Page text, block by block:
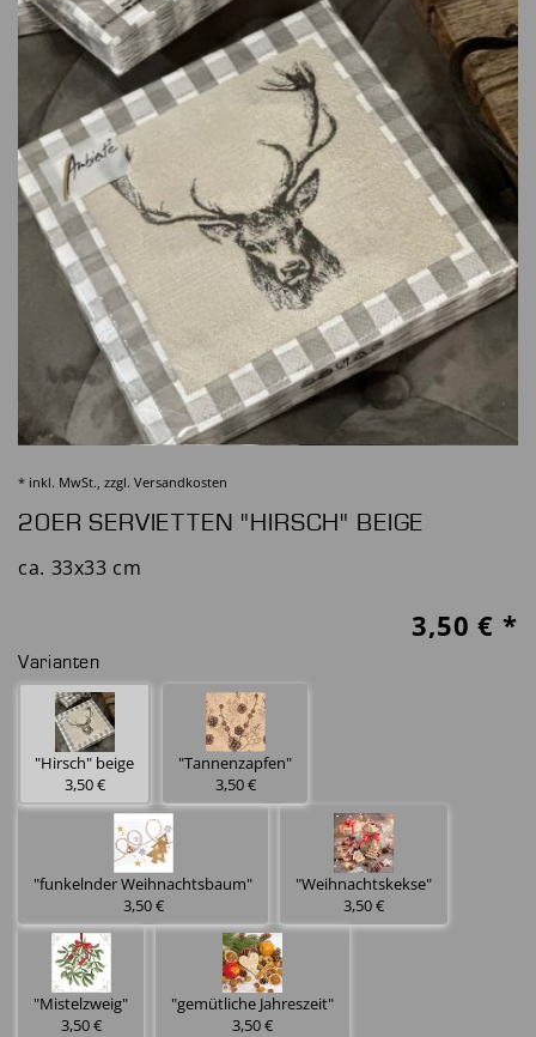
* inkl. MwSt., zzgl. Versandkosten
20ER SERVIETTEN "HIRSCH" BEIGE
ca. 33x33 cm
3,50 € *
Varianten
"Hirsch" beige
3,50 €
"Tannenzapfen"
3,50 €
"funkelnder Weihnachtsbaum"
3,50 €
"Weihnachtskekse"
3,50 €
"Mistelzweig"
3,50 €
"gemütliche Jahreszeit"
3,50 €